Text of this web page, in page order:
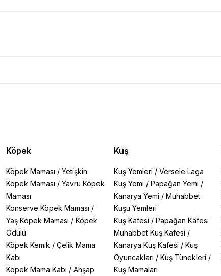
Köpek
Köpek Maması /Yetişkin
Köpek Maması /Yavru Köpek
Maması
Konserve Köpek Maması /
Yaş Köpek Maması /Köpek
Ödülü
Köpek Kemik /Çelik Mama
Kabı
Köpek Mama Kabı /Ahşap
Kuş
Kuş Yemleri / Versele Laga
Kuş Yemi / Papağan Yemi /
Kanarya Yemi / Muhabbet
Kuşu Yemleri
Kuş Kafesi / Papağan Kafesi
Muhabbet Kuş Kafesi /
Kanarya Kuş Kafesi / Kuş
Oyuncakları / Kuş Tünekleri /
Kuş Mamaları